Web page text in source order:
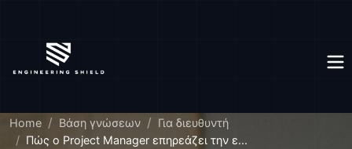
Home Βάση γνώσεων
Για διευθυντή
Πώς ο Project Manager επηρεάζει την ε...